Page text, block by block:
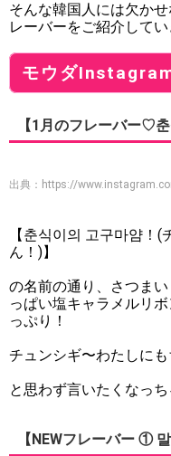
そんな韓国人には欠か
レーバーをご紹介して
モウダ
【1月のフレーバー♡
出典： https://
【춘식이의 고구마얌！
ん！)】
の名前の通り、さつま
っぱい塩キャラメルリ
っぷり！
チュンシギ〜わたしに
と思わず言いたくなっ
【NEWフレーバー ①